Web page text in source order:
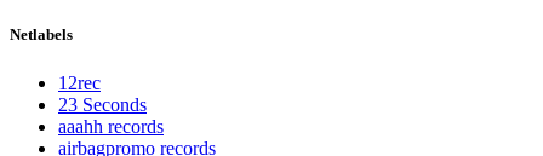
Netlabels
12rec
23 Seconds
aaahh records
airbagpromo records